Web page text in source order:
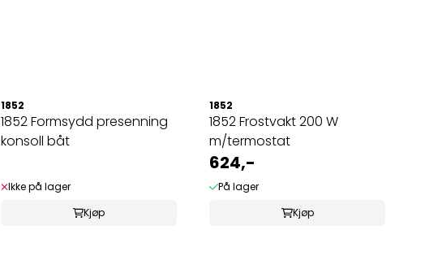
1852
1852 Formsydd presenning
konsoll båt
Ikke på lager
Kjøp
1852
1852 Frostvakt 200 W
m/termostat
624,-
På lager
Kjøp